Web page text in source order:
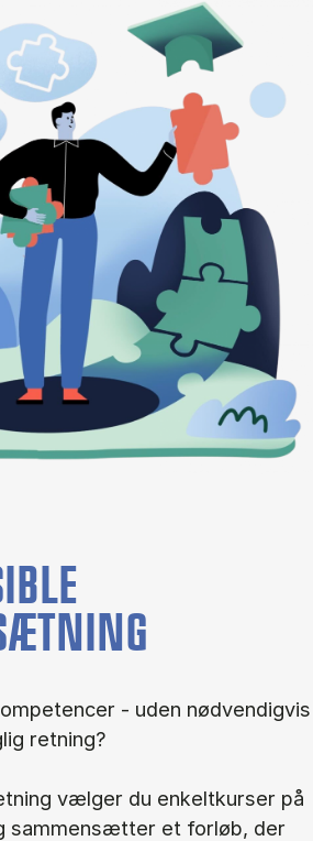
- uden nød­ven­dig­vis
ret­ning?
væl­ger du en­kelt­kur­ser på
sam­men­sæt­ter et for­løb, der